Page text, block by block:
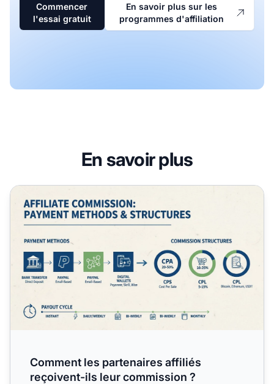
Commencer
l'essai gratuit
En savoir plus sur les
programmes d'affiliation
En savoir plus
Comment les partenaires affiliés reçoivent-ils leur
Comment les partenaires affiliés
reçoivent-ils leur commission ?